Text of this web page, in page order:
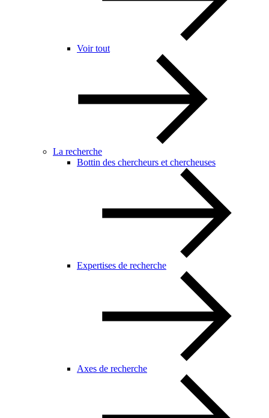
Voir tout
La recherche
Bottin des chercheurs et chercheuses
Expertises de recherche
Axes de recherche